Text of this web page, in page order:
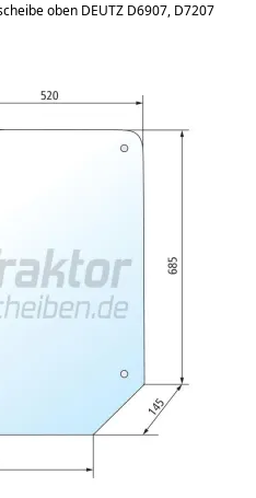
oben DEUTZ D6907, D7207